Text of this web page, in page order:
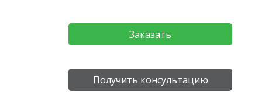
Заказать
Получить консультацию